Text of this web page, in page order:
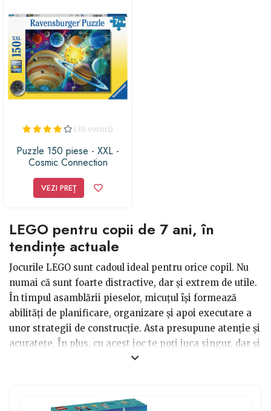
(30 voturi)
Puzzle 150 piese - XXL -
Cosmic Connection
VEZI PREȚ
LEGO pentru copii de 7 ani, în
tendințe actuale
Jocurile LEGO sunt cadoul ideal pentru orice copil. Nu
numai că sunt foarte distractive, dar și extrem de utile.
În timpul asamblării pieselor, micuțul își formează
abilități de planificare, organizare și apoi executare a
unor strategii de construcție. Asta presupune atenție și
acuratețe. În plus, cu acest joc te poți juca singur, dar și
în echipă, alături de toată gașca. De aceea este un
simțul construcției, al jocului de proiectare și viziune în